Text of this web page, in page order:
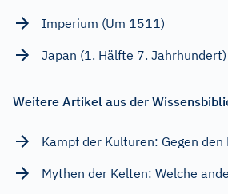
Imperium (Um 1511)
Japan (1. Hälfte 7. Jahrhundert)
Weitere Artikel aus der
Kampf der Kulturen: Gegen den
Mythen der Kelten: Welche